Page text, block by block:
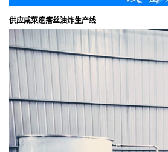
供应咸菜疙瘩丝油炸生产线